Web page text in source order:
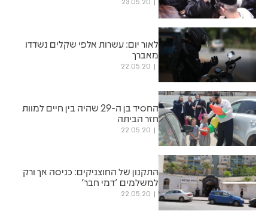
23.05.20
לאור יום: עשרות אלפי שקלים נשדדו
מאברך
22.05.20
החסיד בן ה-29 שהיה בין חיים למוות
חזר הביתה
22.05.20
התקנון של החוצניקים: כניסה אך ורק
למשלמים 'דמי חבר'
22.05.20